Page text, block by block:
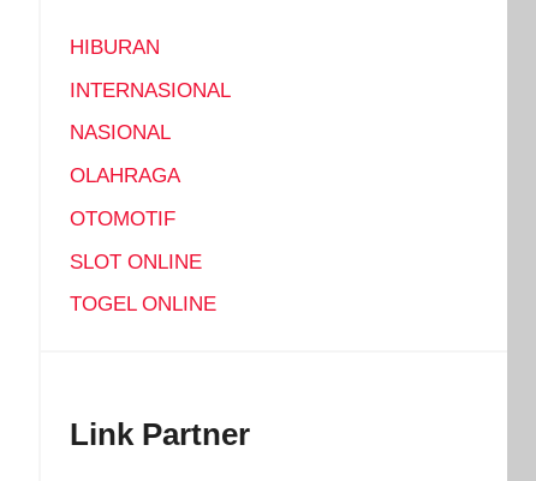
HIBURAN
INTERNASIONAL
NASIONAL
OLAHRAGA
OTOMOTIF
SLOT ONLINE
TOGEL ONLINE
Link Partner